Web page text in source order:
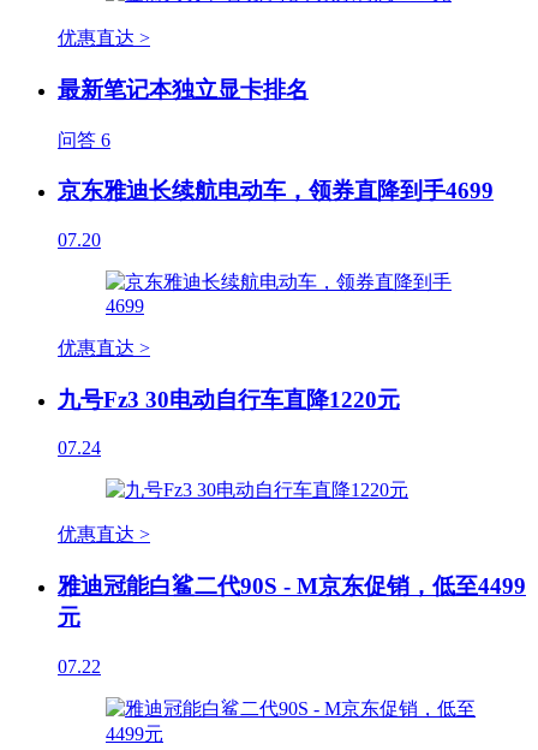
优惠直达 >
最新笔记本独立显卡排名
问答 6
京东雅迪长续航电动车，领券直降到手4699
07.20
优惠直达 >
九号Fz3 30电动自行车直降1220元
07.24
优惠直达 >
雅迪冠能白鲨二代90S - M京东促销，低至4499
元
07.22